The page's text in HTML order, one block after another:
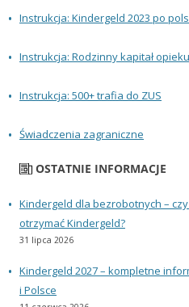
Instrukcja: Kindergeld 2023 po
Instrukcja: Rodzinny kapitał
Instrukcja: 500+ trafia do ZUS
Świadczenia zagraniczne
OSTATNIE INFORMACJE
Kindergeld dla bezrobotnych –
otrzymać Kindergeld?
31 lipca 2026
Kindergeld 2027 – kompletne
i Polsce